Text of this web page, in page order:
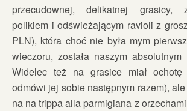
przecudownej, delikatnej grasicy,
polikiem i odświeżającym ravioli z
PLN), która choć nie była mym
wieczoru, została naszym absolutnym
Widelec też na grasice miał
odmówi jej sobie następnym razem),
na na trippa alla parmigiana z